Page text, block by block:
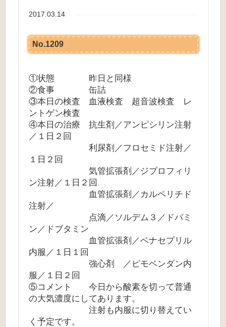
2017.03.14
No.1209
①状態 昨日と同様
②食事 缶詰
③本日の検査 血液検査 超音波検査 レ
ントゲン検査
④本日の治療 抗生剤／アンピシリン注射
／１日２回
利尿剤／フロセミド注射／
１日２回
気管拡張剤／ジプロフィリ
ン注射／１日２回
血管拡張剤／カルペリチド
注射／
点滴／ソルデム３／ドパミ
ン／ドブタミン
血管拡張剤／ベナセプリル
内服／１日１回
強心剤 ／ピモベンダン内
服／１日２回
⑤コメント 今日から酸素を切って普通
の大気濃度にしてあります。
注射も内服に切り替えてい
く予定です。